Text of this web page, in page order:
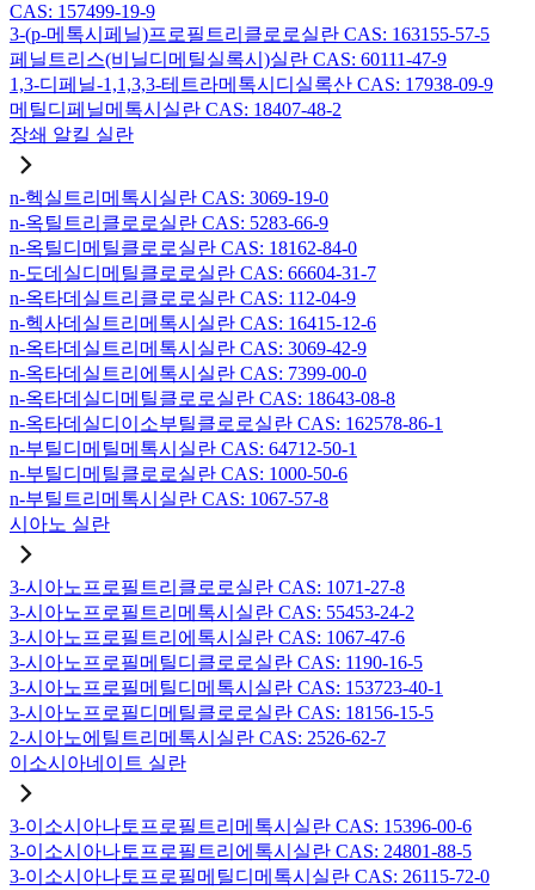
CAS: 157499-19-9
3-(p-메톡시페닐)프로필트리클로로실란 CAS: 163155-57-5
페닐트리스(비닐디메틸실록시)실란 CAS: 60111-47-9
1,3-디페닐-1,1,3,3-테트라메톡시디실록산 CAS: 17938-09-9
메틸디페닐메톡시실란 CAS: 18407-48-2
장쇄 알킬 실란
n-헥실트리메톡시실란 CAS: 3069-19-0
n-옥틸트리클로로실란 CAS: 5283-66-9
n-옥틸디메틸클로로실란 CAS: 18162-84-0
n-도데실디메틸클로로실란 CAS: 66604-31-7
n-옥타데실트리클로로실란 CAS: 112-04-9
n-헥사데실트리메톡시실란 CAS: 16415-12-6
n-옥타데실트리메톡시실란 CAS: 3069-42-9
n-옥타데실트리에톡시실란 CAS: 7399-00-0
n-옥타데실디메틸클로로실란 CAS: 18643-08-8
n-옥타데실디이소부틸클로로실란 CAS: 162578-86-1
n-부틸디메틸메톡시실란 CAS: 64712-50-1
n-부틸디메틸클로로실란 CAS: 1000-50-6
n-부틸트리메톡시실란 CAS: 1067-57-8
시아노 실란
3-시아노프로필트리클로로실란 CAS: 1071-27-8
3-시아노프로필트리메톡시실란 CAS: 55453-24-2
3-시아노프로필트리에톡시실란 CAS: 1067-47-6
3-시아노프로필메틸디클로로실란 CAS: 1190-16-5
3-시아노프로필메틸디메톡시실란 CAS: 153723-40-1
3-시아노프로필디메틸클로로실란 CAS: 18156-15-5
2-시아노에틸트리메톡시실란 CAS: 2526-62-7
이소시아네이트 실란
3-이소시아나토프로필트리메톡시실란 CAS: 15396-00-6
3-이소시아나토프로필트리에톡시실란 CAS: 24801-88-5
3-이소시아나토프로필메틸디메톡시실란 CAS: 26115-72-0